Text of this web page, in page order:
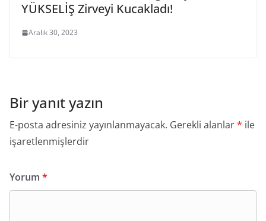
YÜKSELİŞ Zirveyi Kucakladı!
Aralık 30, 2023
Bir yanıt yazın
E-posta adresiniz yayınlanmayacak. Gerekli alanlar* ile
işaretlenmişlerdir
Yorum *